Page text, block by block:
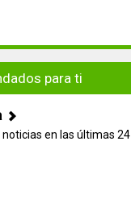
para ti
noticias en las últimas 24